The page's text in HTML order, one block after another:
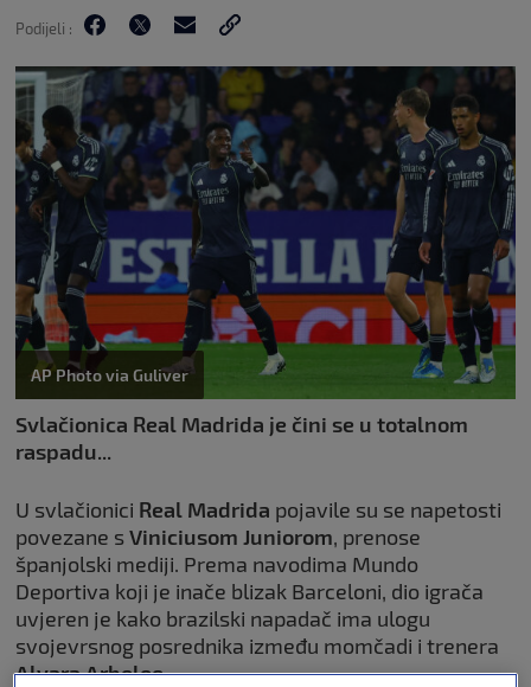
Podijeli :
AP Photo via Guliver
Svlačionica Real Madrida je čini se u totalnom
raspadu...
U svlačionici Real Madrida pojavile su se napetosti
povezane sViniciusom Juniorom, prenose
španjolski mediji. Prema navodima Mundo
Deportiva koji je inače blizak Barceloni, dio igrača
uvjeren je kako brazilski napadač ima ulogu
svojevrsnog posrednika između momčadi i trenera
Alvara Arbeloe.